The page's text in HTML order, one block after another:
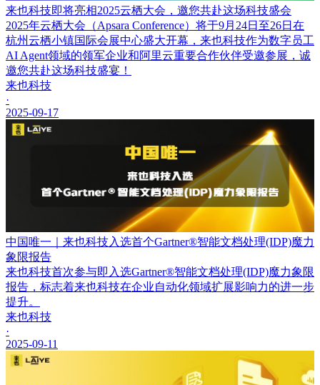
来也科技即将亮相2025云栖大会，邀您共赴这场科技盛会
2025年云栖大会（Apsara Conference）将于9月24日至26日在
杭州云栖小镇国际会展中心盛大开幕，来也科技作为数字员工
AI Agent领域的领军企业和阿里云重要合作伙伴受邀参展，诚
邀您共赴这场科技盛宴！
来也科技
·
2025-09-17
中国唯一｜来也科技入选首个Gartner®智能文档处理(IDP)魔力
象限报告
来也科技首次参与即入选Gartner®智能文档处理(IDP)魔力象限
报告，标志着来也科技在企业自动化领域扩展影响力的进一步
提升。
来也科技
·
2025-09-11